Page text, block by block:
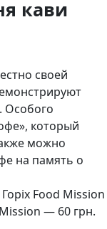
кави
своей
Особого
который
можно
на память о
Food Mission
— 60 грн.